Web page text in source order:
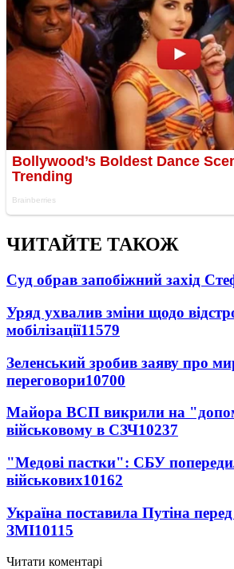
ЧИТАЙТЕ ТАКОЖ
Суд обрав запобіжний захід
Уряд ухвалив зміни щодо
мобілізації11579
Зеленський зробив заяву про
переговори10700
Майора ВСП викрили на
військовому в СЗЧ10237
"Медові пастки": СБУ
військових10162
Україна поставила Путіна
ЗМІ10115
Читати коментарі